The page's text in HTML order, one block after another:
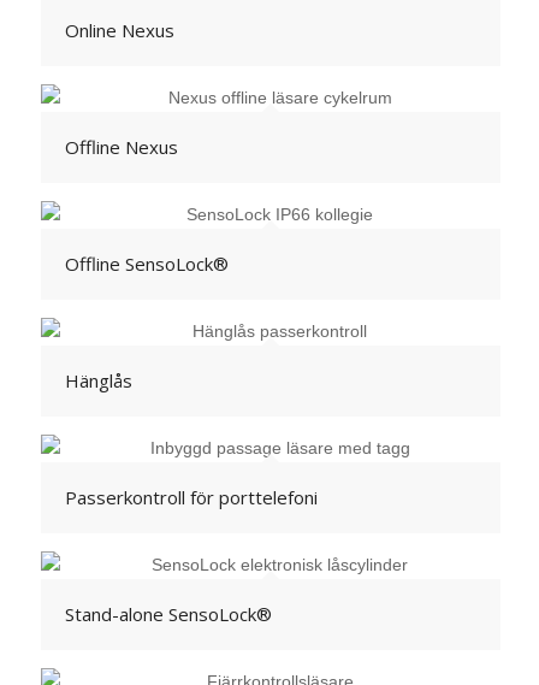
Online Nexus
Offline Nexus
Offline SensoLock®
Hänglås
Passerkontroll för porttelefoni
Stand-alone SensoLock®